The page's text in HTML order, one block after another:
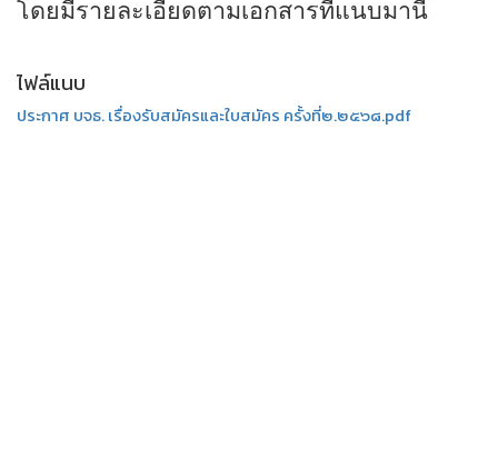
โดยมีรายละเอียดตามเอกสารที่แนบมานี้
ไฟล์แนบ
ประกาศ บจธ. เรื่องรับสมัครและใบสมัคร ครั้งที่๒.๒๕๖๘.pdf